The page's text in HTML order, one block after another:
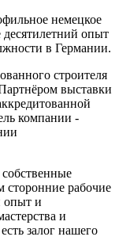
немецкое
опыт
в Германии.
строителя
выставки
компании -
сторонние рабочие
опыт и
и
залог нашего